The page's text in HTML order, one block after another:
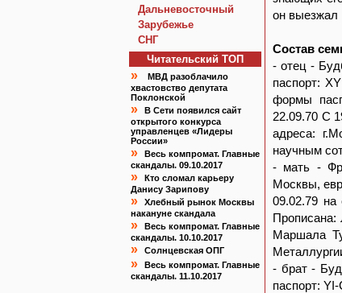
Дальневосточный
Зарубежье
СНГ
Читательский TOП
»
МВД разоблачило
хвастовство депутата
Поклонской
»
В Сети появился сайт
открытого конкурса
управленцев «Лидеры
России»
»
Весь компромат. Главные
скандалы. 09.10.2017
»
Кто сломал карьеру
Данису Зарипову
»
Хлебный рынок Москвы
накануне скандала
»
Весь компромат. Главные
скандалы. 10.10.2017
» Солнцевская ОПГ
»
Весь компромат. Главные
скандалы. 11.10.2017
он выезжал
Состав
- отец -
паспорт:
формы
22.09.70 С
адреса:
научным
- мать -
Москвы,
09.02.79 на
Прописана:
Маршала
- брат -
паспорт: